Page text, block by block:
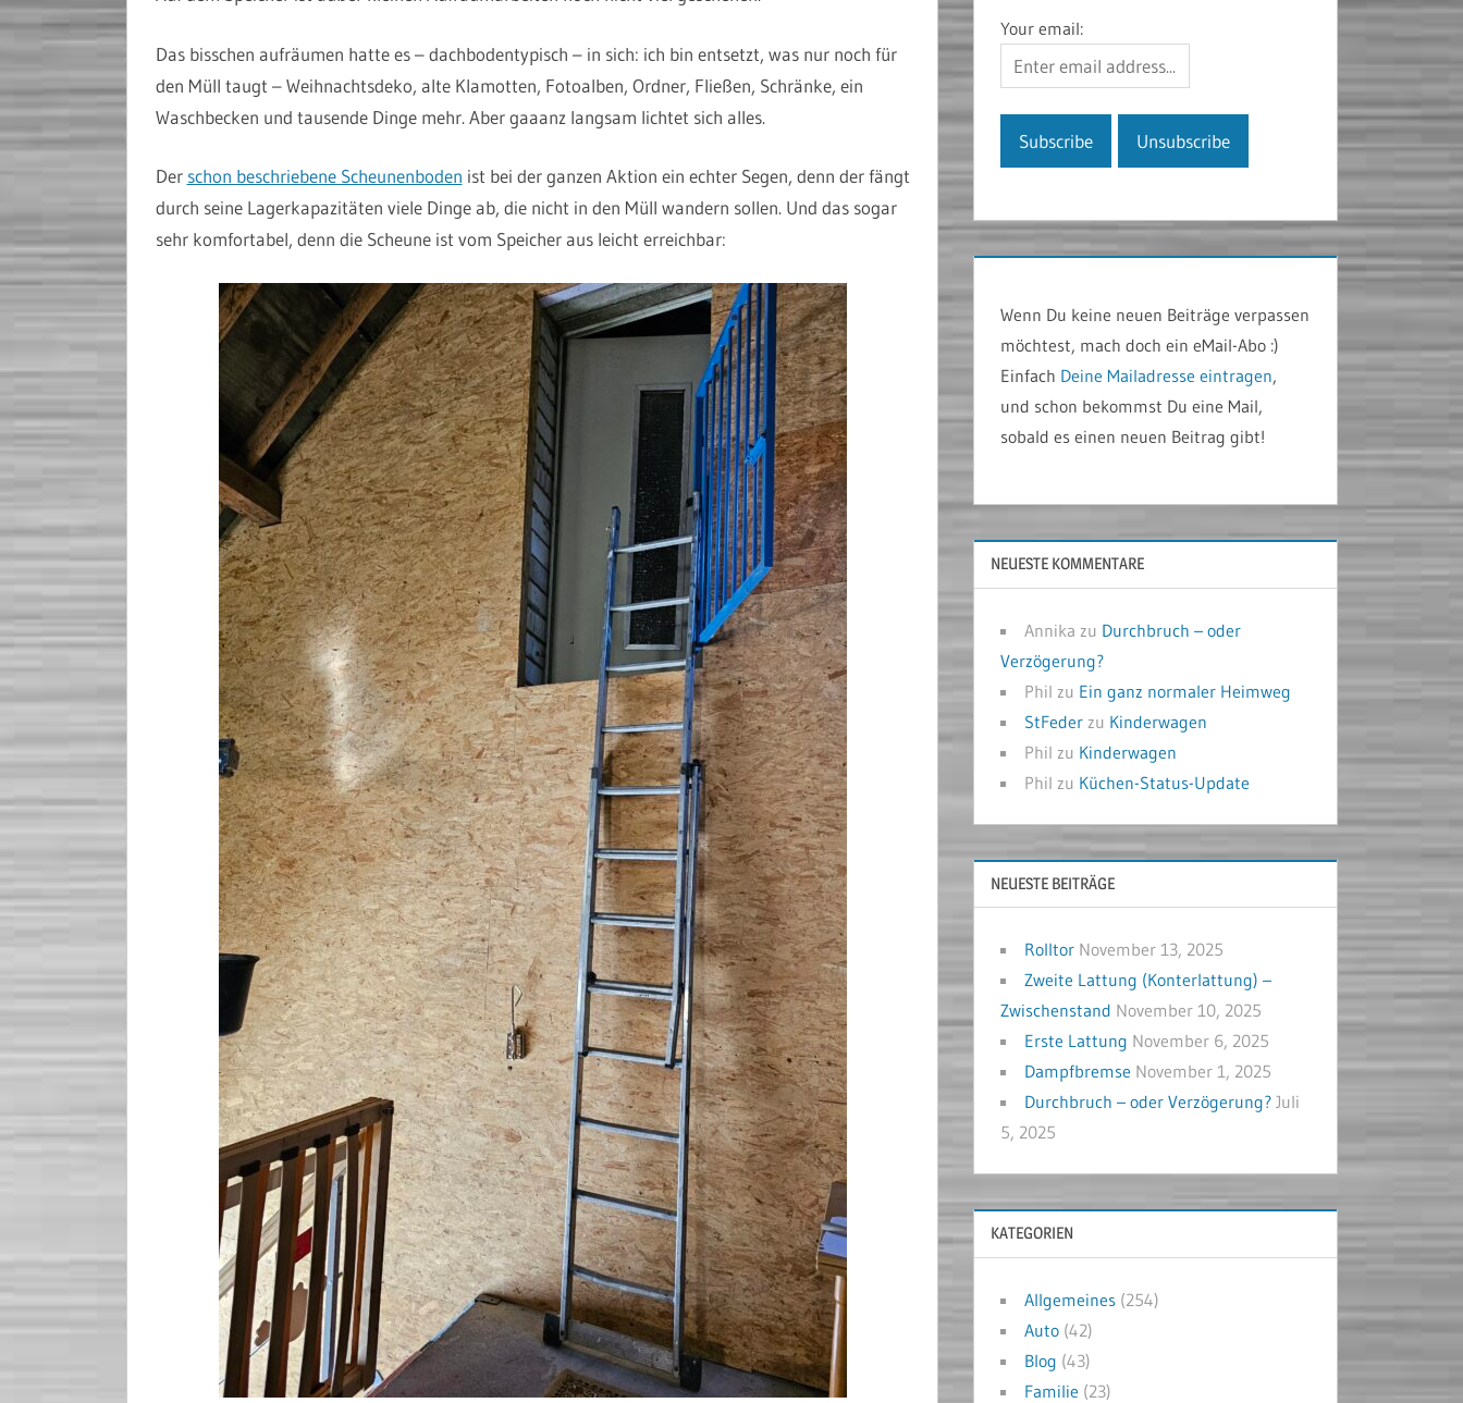
Das bisschen aufräumen hatte es – dachbodentypisch – in sich: ich bin entsetzt, was nur noch für
den Müll taugt – Weihnachtsdeko, alte Klamotten, Fotoalben, Ordner, Fließen, Schränke, ein
Waschbecken und tausende Dinge mehr. Aber gaaanz langsam lichtet sich alles.
Der schon beschriebene Scheunenboden ist bei der ganzen Aktion ein echter Segen, denn der fängt
durch seine Lagerkapazitäten viele Dinge ab, die nicht in den Müll wandern sollen. Und das sogar
sehr komfortabel, denn die Scheune ist vom Speicher aus leicht erreichbar:
Your email:
Wenn Du keine neuen Beiträge verpassen
möchtest, mach doch ein eMail-Abo :)
Einfach Deine Mailadresse eintragen,
und schon bekommst Du eine Mail,
sobald es einen neuen Beitrag gibt!
NEUESTE KOMMENTARE
Annika zu Durchbruch – oder
Verzögerung?
Phil zu Ein ganz normaler Heimweg
StFeder zu Kinderwagen
Phil zu Kinderwagen
Phil zu Küchen-Status-Update
NEUESTE BEITRÄGE
Rolltor November 13, 2025
Zweite Lattung (Konterlattung) –
Zwischenstand November 10, 2025
Erste Lattung November 6, 2025
Dampfbremse November 1, 2025
Durchbruch – oder Verzögerung? Juli
5, 2025
KATEGORIEN
Allgemeines (254)
Auto (42)
Blog (43)
Familie (23)